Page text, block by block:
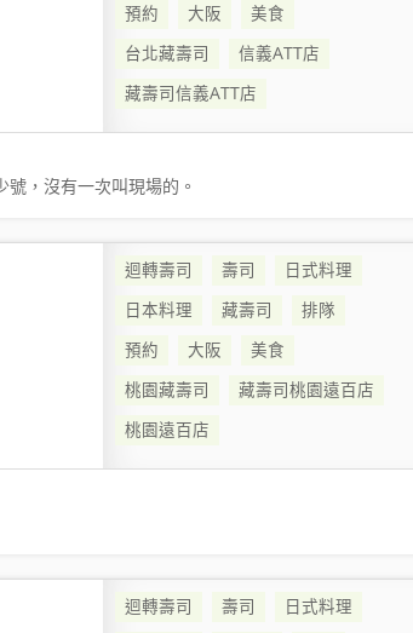
預約
大阪
美食
台北藏壽司
信義ATT店
藏壽司信義ATT店
，沒有一次叫現場的。
迴轉壽司 壽司
日式料理
日本料理
藏壽司
排隊
預約
大阪
美食
桃園藏壽司
藏壽司桃園遠百店
桃園遠百店
迴轉壽司 壽司
日式料理